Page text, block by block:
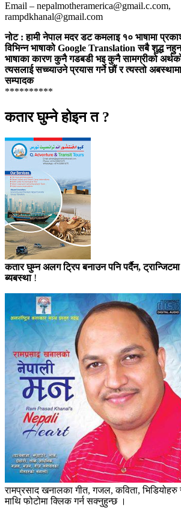
Email – nepalmotheramerica@gmail.c.com,
rampdkhanal@gmail.com
नोट : हामी नेपाल मदर डट कमलाइ १० भाषामा
विभिन्न भाषाको Google Translation सबै शुद्ध
भाषाका कारण कुनै गडबडी भइ कुनै सामग्रीको
त्यसलाई सच्च्याउने प्रयास गर्ने छौं र त्यस्तो
सम्पादक
**********
कतार घुम्ने होइन त ?
कतार घुम्न अलग ट्रिप बनाउन पनि पर्दैन,
ब्यबस्था!
रामप्रसाद खनालका गीत, गजल, कविता, भिडियोहरु
माथि फोटोमा क्लिक गर्न सक्नुहुन्छ ।